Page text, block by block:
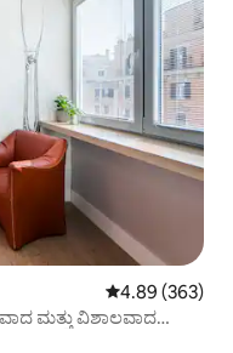
5 ರಲ್ಲಿ 4.89
4.89 (363)
ಮತ್ತು ವಿಶಾಲವಾದ